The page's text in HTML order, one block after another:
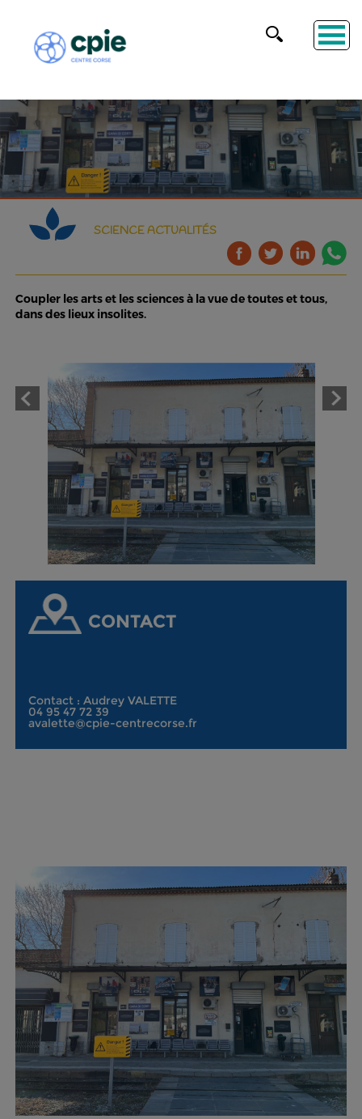
SCIENCE ACTUALITÉS
Coupler les arts et les sciences à la vue de toutes et tous,
dans des lieux insolites.
CONTACT
Contact : Audrey VALETTE
04 95 47 72 39
avalette@cpie-centrecorse.fr